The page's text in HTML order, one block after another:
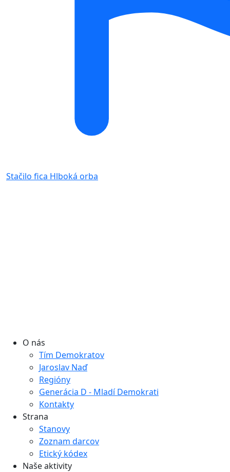
Stačilo fica Hlboká orba
O nás
Tím Demokratov
Jaroslav Naď
Regióny
Generácia D - Mladí Demokrati
Kontakty
Strana
Stanovy
Zoznam darcov
Etický kódex
Naše aktivity